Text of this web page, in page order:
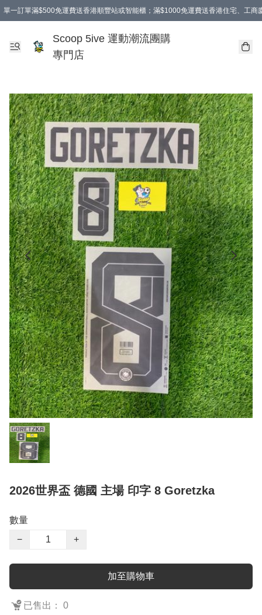
單一訂單滿$500免運費送香港順豐站或智能櫃；滿$1000免運費送香港住宅、工商
Scoop 5ive 運動潮流團購
專門店
2026世界盃 德國 主場 印字 8 Goretzka
數量
−
+
加至購物車
已售出： 0